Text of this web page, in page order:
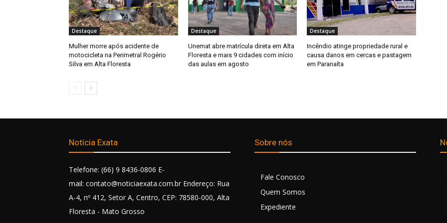
Destaque
Mulher morre após acidente de
motocicleta na Perimetral Rogério
Silva em Alta Floresta
Destaque
Unemat abre matrícula direta em Alta
Floresta e mais 9 cidades com início
das aulas em agosto
Destaque
Incêndio atinge propriedade rural e
causa danos em cercas e pastagem
em Paranaíta
Notícia Exata
Telefone: (66) 9 8436-0806 E-
mail: contato@noticiaexata.com.br Endereço: Rua
A-4, nº 412, Setor A, Centro, CEP: 78580-000, Alta
Floresta - Mato Grosso
Sobre nós
Fale Conosco
Quem Somos
Expediente